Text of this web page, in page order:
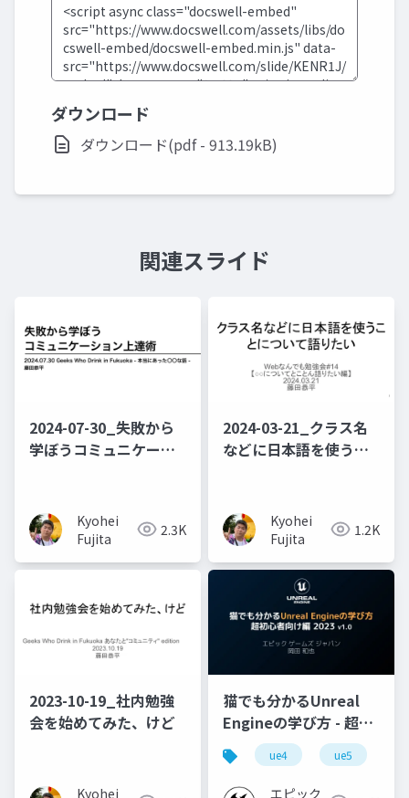
ダウンロード
ダウンロード(pdf - 913.19kB)
関連スライド
2024-07-30_失敗から
学ぼうコミュニケーシ
Kyohei
Fujita
2.3K
2024-03-21_クラス名
などに日本語を使うこ
Kyohei
Fujita
1.2K
2023-10-19_社内勉強
会を始めてみた、けど
Kyohei
猫でも分かるUnreal
Engineの学び方 - 超初
心者向け編 - 2023 v1.0
ue4 ue5
エピック